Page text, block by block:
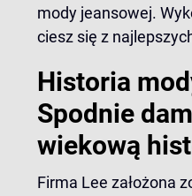
mody jeansowej.
ciesz się z
Historia
Spodnie
wiekową
Firma Lee założona